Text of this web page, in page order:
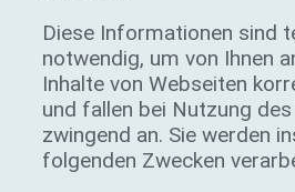
Diese Informationen sind
notwendig, um von Ihnen
Inhalte von Webseiten
und fallen bei Nutzung
zwingend an. Sie werden
folgenden Zwecken